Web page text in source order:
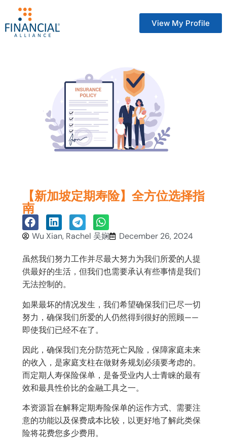
View My Profile
【新加坡定期寿险】全方位选择指
南
Wu Xian, Rachel 吴娴 December 26, 2024
虽然我们努力工作并尽最大努力为我们所爱的人提
供最好的生活，但我们也需要承认有些事情是我们
无法控制的。
如果最坏的情况发生，我们希望确保我们已尽一切
努力，确保我们所爱的人仍然得到很好的照顾——
即使我们已经不在了。
因此，确保我们充分防范死亡风险，保障家庭未来
的收入，是家庭支柱在做财务规划必须要考虑的。
而定期人寿保险保单，是备受业内人士青睐的最有
效和最具性价比的金融工具之一。
本资源旨在解释定期寿险保单的运作方式、需要注
意的功能以及保费成本比较，以更好地了解此类保
险将花费您多少费用。